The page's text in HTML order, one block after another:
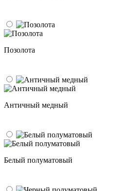
Позолота
Античный медный
Белый полуматовый